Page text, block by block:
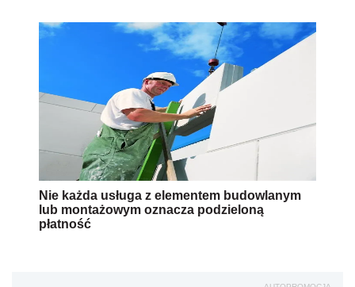
Nie każda usługa z elementem budowlanym
lub montażowym oznacza podzieloną
płatność